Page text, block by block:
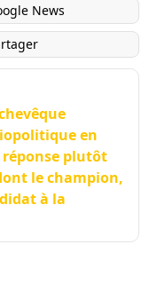
News
en
réponse plutôt
le champion,
à la